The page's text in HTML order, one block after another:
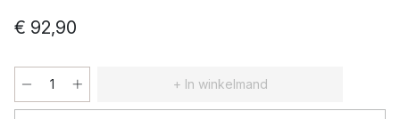
€ 92,90
+ In winkelmand